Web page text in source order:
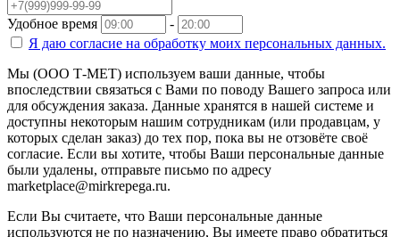
Удобное время
-
Я даю согласие на обработку моих персональных данных.
Мы (ООО Т-МЕТ) используем ваши данные, чтобы
впоследствии связаться с Вами по поводу Вашего запроса или
для обсуждения заказа. Данные хранятся в нашей системе и
доступны некоторым нашим сотрудникам (или продавцам, у
которых сделан заказ) до тех пор, пока вы не отзовёте своё
согласие. Если вы хотите, чтобы Ваши персональные данные
были удалены, отправьте письмо по адресу
marketplace@mirkrepega.ru.
Если Вы считаете, что Ваши персональные данные
используются не по назначению, Вы имеете право обратиться